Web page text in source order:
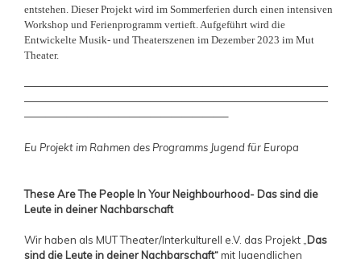
entstehen. Dieser Projekt wird im Sommerferien durch einen intensiven
Workshop und Ferienprogramm vertieft. Aufgeführt wird die
Entwickelte Musik- und Theaterszenen im Dezember 2023 im Mut
Theater.
—————————————————————————————
—————————————————————————————
———————————————————–
Eu Projekt im Rahmen des Programms Jugend für Europa
These Are The People In Your Neighbourhood- Das sind die
Leute in deiner Nachbarschaft
Wir haben als MUT Theater/Interkulturell e.V. das Projekt „Das
sind die Leute in deiner Nachbarschaft“mit Jugendlichen